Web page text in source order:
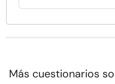
Más cuestionarios